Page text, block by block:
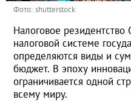
Фото: shutterstock
Налоговое
налоговой системе
определяются виды и
бюджет. В эпоху
ограничивается одной
всему миру.